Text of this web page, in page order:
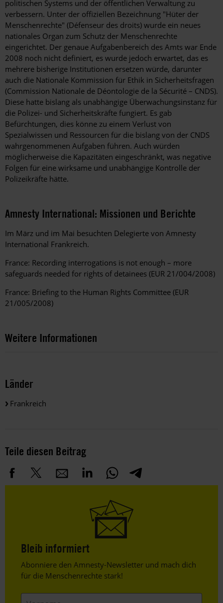
politischen Systems und der öffentlichen Verwaltung zu
verbessern. Unter der offiziellen Bezeichnung "Hüter der
Menschenrechte" (Défenseur des droits) wurde ein neues
nationales Organ zum Schutz der Menschenrechte
eingerichtet. Der genaue Aufgabenbereich des Amts war Ende
2008 noch nicht definiert, es wurde jedoch erwartet, das es
mehrere bisherige Institutionen ersetzen würde, darunter
auch die Nationale Kommission für Ethik in Sicherheitsfragen
(Commission Nationale de Déontologie de la Sécurité – CNDS).
Diese hatte bislang als unabhängige Überwachungsinstanz für
die Polizei- und Sicherheitskräfte fungiert. Es gab
Befürchtungen, dies könne zu einem Verlust von
Spezialwissen und Ressourcen für die bislang von der CNDS
wahrgenommenen Aufgaben führen. Auch würden
möglicherweise die Kapazitäten eingeschränkt, was negative
Folgen für eine wirksame und unabhängige Kontrolle der
Polizeikräfte hätte.
Amnesty International: Missionen und Berichte
Im März und im Mai besuchten Delegierte von Amnesty
International Frankreich.
France: Recording interrogations is not enough – more
safeguards needed for rights of detainees (EUR 21/004/2008)
France: Briefing to the Human Rights Committee (EUR
21/005/2008)
Weitere Informationen
Länder
Frankreich
Teile diesen Beitrag
Bleib informiert
Header
Text
Abonniere den Amnesty-Newsletter und mach dich
für die Menschenrechte stark!